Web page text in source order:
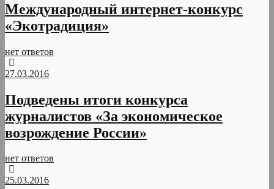
Международный интернет-конкурс
«Экотрадиция»
нет ответов
27.03.2016
Подведены итоги конкурса
журналистов «За экономическое
возрождение России»
нет ответов
25.03.2016